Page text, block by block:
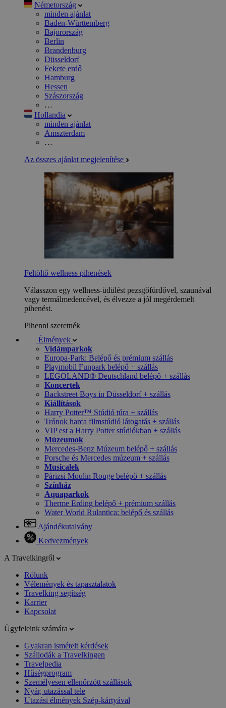
Németország
minden ajánlat
Baden-Württemberg
Bajorország
Berlin
Brandenburg
Düsseldorf
Fekete erdő
Hamburg
Hessen
Szászország
…
Hollandia
minden ajánlat
Amszterdam
…
Az összes ajánlat megjelenítése
Feltöltő wellness pihenések
Válasszon egy wellness-üdülést pezsgőfürdővel, szaunával
vagy termálmedencével, és élvezze a jól megérdemelt
pihenést.
Pihenni szeretnék
Élmények
Vidámparkok
Europa-Park: Belépő és prémium szállás
Playmobil Funpark belépő + szállás
LEGOLAND® Deutschland belépő + szállás
Koncertek
Backstreet Boys in Düsseldorf + szállás
Kiállítások
Harry Potter™ Stúdió túra + szállás
Trónok harca filmstúdió látogatás + szállás
VIP est a Harry Potter stúdiókban + szállás
Múzeumok
Mercedes-Benz Múzeum belépő + szállás
Porsche és Mercedes múzeum + szállás
Musicalek
Párizsi Moulin Rouge belépő + szállás
Színház
Aquaparkok
Therme Erding belépő + prémium szállás
Water World Rulantica: belépő és szállás
Ajándékutalvány
Kedvezmények
A Travelkingről
Rólunk
Vélemények és tapasztalatok
Travelking segítség
Karrier
Kapcsolat
Ügyfeleink számára
Gyakran ismételt kérdések
Szállodák a Travelkingen
Travelpedia
Hűségprogram
Személyesen ellenőrzött szállások
Nyár, utazással tele
Utazási élmények Szép-kártyával